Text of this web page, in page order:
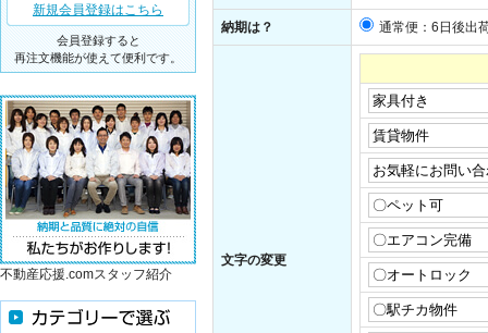
納期は？ 通常便：6日後出
文字の変更
新規会員登録はこちら
会員登録すると
再注文機能が使えて便利です。
不動産応援.comスタッフ紹介